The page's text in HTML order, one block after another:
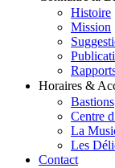
Histoire
Mission
Horaires &
Bastions
Centre
La
Les
Contact